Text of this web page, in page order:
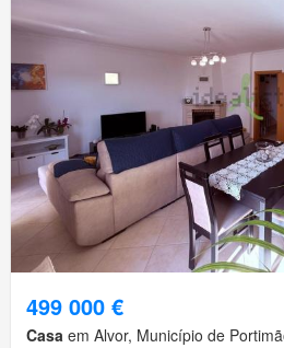
499 000 €
Casa em Alvor, Município de